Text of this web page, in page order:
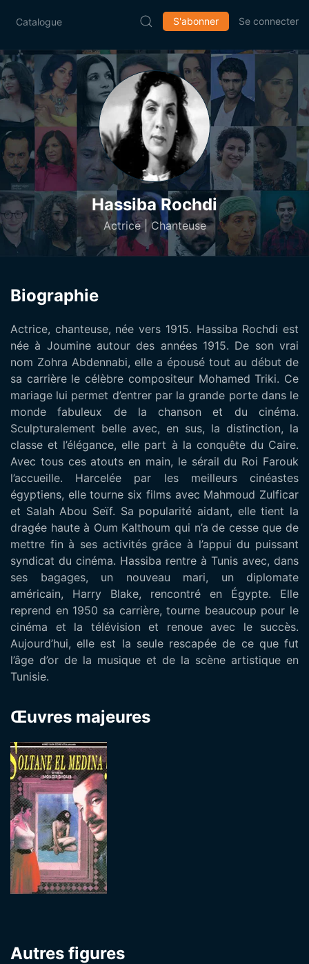
Catalogue S'abonner Se connecter
Hassiba Rochdi
Actrice | Chanteuse
Biographie
Actrice, chanteuse, née vers 1915. Hassiba Rochdi est
née à Joumine autour des années 1915. De son vrai
nom Zohra Abdennabi, elle a épousé tout au début de
sa carrière le célèbre compositeur Mohamed Triki. Ce
mariage lui permet d’entrer par la grande porte dans le
monde fabuleux de la chanson et du cinéma.
Sculpturalement belle avec, en sus, la distinction, la
classe et l’élégance, elle part à la conquête du Caire.
Avec tous ces atouts en main, le sérail du Roi Farouk
l’accueille. Harcelée par les meilleurs cinéastes
égyptiens, elle tourne six films avec Mahmoud Zulficar
et Salah Abou Seïf. Sa popularité aidant, elle tient la
dragée haute à Oum Kalthoum qui n’a de cesse que de
mettre fin à ses activités grâce à l’appui du puissant
syndicat du cinéma. Hassiba rentre à Tunis avec, dans
ses bagages, un nouveau mari, un diplomate
américain, Harry Blake, rencontré en Égypte. Elle
reprend en 1950 sa carrière, tourne beaucoup pour le
cinéma et la télévision et renoue avec le succès.
Aujourd’hui, elle est la seule rescapée de ce que fut
l’âge d’or de la musique et de la scène artistique en
Tunisie.
Œuvres majeures
Autres figures